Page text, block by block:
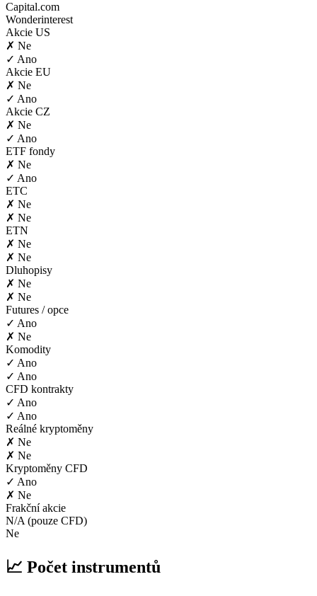
Capital.com
Wonderinterest
Akcie US
✗ Ne
✓ Ano
Akcie EU
✗ Ne
✓ Ano
Akcie CZ
✗ Ne
✓ Ano
ETF fondy
✗ Ne
✓ Ano
ETC
✗ Ne
✗ Ne
ETN
✗ Ne
✗ Ne
Dluhopisy
✗ Ne
✗ Ne
Futures / opce
✓ Ano
✗ Ne
Komodity
✓ Ano
✓ Ano
CFD kontrakty
✓ Ano
✓ Ano
Reálné kryptoměny
✗ Ne
✗ Ne
Kryptoměny CFD
✓ Ano
✗ Ne
Frakční akcie
N/A (pouze CFD)
Ne
📈 Počet instrumentů